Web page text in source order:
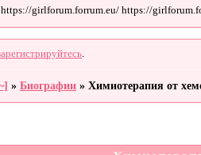
girlforum.forrum.eu/ https://
»Биографии »Химиотерапия от